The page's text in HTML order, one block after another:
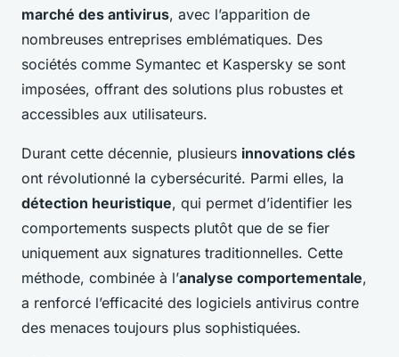
marché des antivirus, avec l’apparition de
nombreuses entreprises emblématiques. Des
sociétés comme Symantec et Kaspersky se sont
imposées, offrant des solutions plus robustes et
accessibles aux utilisateurs.
Durant cette décennie, plusieurs innovations clés
ont révolutionné la cybersécurité. Parmi elles, la
détection heuristique, qui permet d’identifier les
comportements suspects plutôt que de se fier
uniquement aux signatures traditionnelles. Cette
méthode, combinée à l’analyse comportementale,
a renforcé l’efficacité des logiciels antivirus contre
des menaces toujours plus sophistiquées.